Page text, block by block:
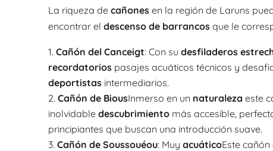
La riqueza de cañonesen la región de Laruns
encontrar el descenso de barrancosque le
Cañón del Canceigt: Con su desfiladeros
recordatoriospasajes acuáticos técnicos y
deportistasintermediarios.
Cañón de BiousInmerso en un naturaleza este
inolvidable descubrimientomás accesible,
principiantes que buscan una introducción suave.
Cañón de Soussouéou: Muy acuáticoEste